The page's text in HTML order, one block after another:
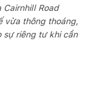
Road
vừa thông thoáng,
sự riêng tư khi cần